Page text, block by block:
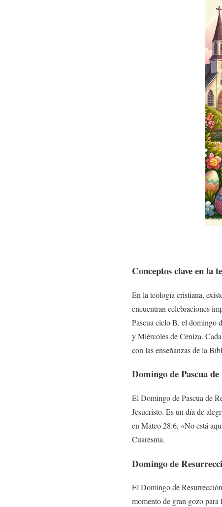
Conceptos clave en la
En la teología cristiana,
encuentran celebraciones
Pascua ciclo B, el domingo
y Miércoles de Ceniza.
con las enseñanzas de la
Domingo de Pascua
El Domingo de Pascua de
Jesucristo. Es un día de
en Mateo 28:6, «No está
Cuaresma.
Domingo de
El Domingo de
momento de gran gozo para